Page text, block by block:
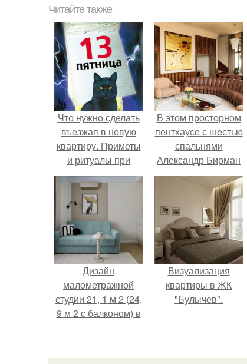
Читайте также
Что нужно сделать
въезжая в новую
квартиру. Приметы
и ритуалы при
новоселье
В этом просторном
пентхаусе с шестью
спальнями
Александр Бирман
живет со своей
семьей.
Дизайн
малометражной
студии 21, 1 м 2 (24,
9 м 2 с балконом) в
Визуализация
квартиры в ЖК
"Булычев".